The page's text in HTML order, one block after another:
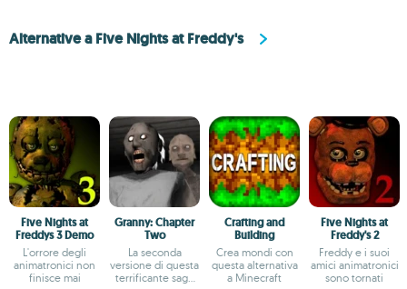
Alternative a Five Nights at Freddy's
Five Nights at
Freddys 3 Demo
L'orrore degli
animatronici non
finisce mai
Granny: Chapter
Two
La seconda
versione di questa
terrificante saga
Crafting and
Building
Crea mondi con
questa alternativa
a Minecraft
Five Nights at
Freddy's 2
Freddy e i suoi
amici animatronici
sono tornati